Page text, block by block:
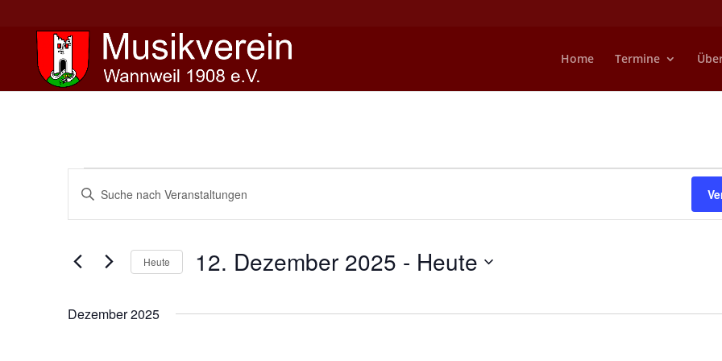
Home Termine
Veranstaltungen
Veranstaltungen
Suche
und
Navigation
Bitte
Schlüsselwort
eingeben.
nach
Heute 12. Dezember 2025 - Heute
Dezember 2025